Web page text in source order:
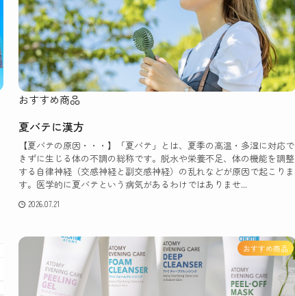
おすすめ商品
夏バテに漢方
【夏バテの原因・・・】「夏バテ」とは、夏季の高温・多湿に対応で
きずに生じる体の不調の総称です。脱水や栄養不足、体の機能を調整
する自律神経（交感神経と副交感神経）の乱れなどが原因で起こりま
す。医学的に夏バテという病気があるわけではありませ...
2026.07.21
おすすめ商品